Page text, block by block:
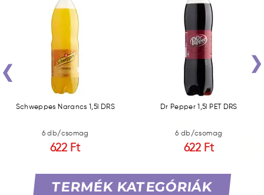
Schweppes Narancs 1,5l DRS
6 db/csomag
622 Ft
Dr Pepper 1,5l PET DRS
6 db/csomag
622 Ft
‹ ›
TERMÉK KATEGÓRIÁK